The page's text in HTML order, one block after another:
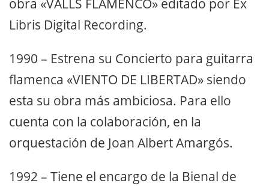
obra «VALLS FLAMENCO» editado por Ex
Libris Digital Recording.
1990 – Estrena su Concierto para guitarra
flamenca «VIENTO DE LIBERTAD» siendo
esta su obra más ambiciosa. Para ello
cuenta con la colaboración, en la
orquestación de Joan Albert Amargós.
1992 – Tiene el encargo de la Bienal de